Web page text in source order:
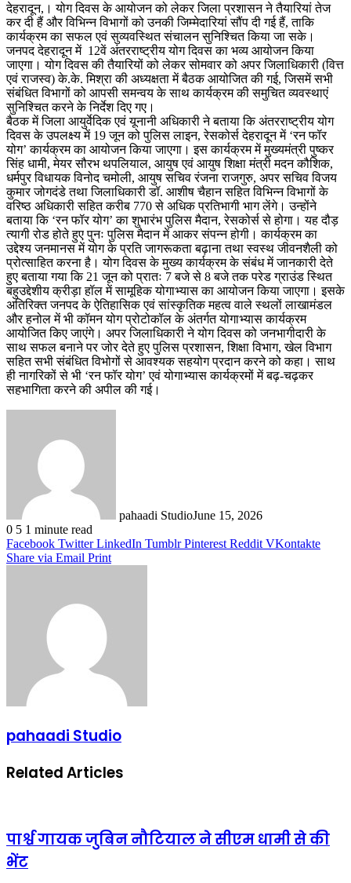
देहरादून,। योग दिवस के आयोजन को लेकर जिला प्रशासन ने तैयारियां तेज
कर दी हैं और विभिन्न विभागों को उनकी जिम्मेदारियां सौंप दी गई हैं, ताकि
कार्यक्रम का सफल एवं सुव्यवस्थित संचालन सुनिश्चित किया जा सके।
जनपद देहरादून में 12वें अंतरराष्ट्रीय योग दिवस का भव्य आयोजन किया
जाएगा। योग दिवस की तैयारियों को लेकर सोमवार को अपर जिलाधिकारी (वित्त
एवं राजस्व) के.के. मिश्रा की अध्यक्षता में बैठक आयोजित की गई, जिसमें सभी
संबंधित विभागों को आपसी समन्वय के साथ कार्यक्रम की समुचित व्यवस्थाएं
सुनिश्चित करने के निर्देश दिए गए।
बैठक में जिला आयुर्वेदिक एवं यूनानी अधिकारी ने बताया कि अंतरराष्ट्रीय योग
दिवस के उपलक्ष्य में 19 जून को पुलिस लाइन, रेसकोर्स देहरादून में ‘रन फॉर
योग’ कार्यक्रम का आयोजन किया जाएगा। इस कार्यक्रम में मुख्यमंत्री पुष्कर
सिंह धामी, मेयर सौरभ थपलियाल, आयुष एवं आयुष शिक्षा मंत्री मदन कौशिक,
धर्मपुर विधायक विनोद चमोली, आयुष सचिव रंजना राजगुरु, अपर सचिव विजय
कुमार जोगदंडे तथा जिलाधिकारी डॉ. आशीष चैहान सहित विभिन्न विभागों के
वरिष्ठ अधिकारी सहित करीब 770 से अधिक प्रतिभागी भाग लेंगे। उन्होंने
बताया कि ‘रन फॉर योग’ का शुभारंभ पुलिस मैदान, रेसकोर्स से होगा। यह दौड़
त्यागी रोड होते हुए पुनः पुलिस मैदान में आकर संपन्न होगी। कार्यक्रम का
उद्देश्य जनमानस में योग के प्रति जागरूकता बढ़ाना तथा स्वस्थ जीवनशैली को
प्रोत्साहित करना है। योग दिवस के मुख्य कार्यक्रम के संबंध में जानकारी देते
हुए बताया गया कि 21 जून को प्रातः 7 बजे से 8 बजे तक परेड ग्राउंड स्थित
बहुउद्देशीय क्रीड़ा हॉल में सामूहिक योगाभ्यास का आयोजन किया जाएगा। इसके
अतिरिक्त जनपद के ऐतिहासिक एवं सांस्कृतिक महत्व वाले स्थलों लाखामंडल
और हनोल में भी कॉमन योग प्रोटोकॉल के अंतर्गत योगाभ्यास कार्यक्रम
आयोजित किए जाएंगे। अपर जिलाधिकारी ने योग दिवस को जनभागीदारी के
साथ सफल बनाने पर जोर देते हुए पुलिस प्रशासन, शिक्षा विभाग, खेल विभाग
सहित सभी संबंधित विभोगों से आवश्यक सहयोग प्रदान करने को कहा। साथ
ही नागरिकों से भी ‘रन फॉर योग’ एवं योगाभ्यास कार्यक्रमों में बढ़-चढ़कर
सहभागिता करने की अपील की गई।
pahaadi StudioJune 15, 2026
0 5 1 minute read
Facebook Twitter LinkedIn Tumblr Pinterest Reddit VKontakte
Share via Email Print
pahaadi Studio
Related Articles
पार्श्व गायक जुबिन नौटियाल ने सीएम धामी से की
भेंट